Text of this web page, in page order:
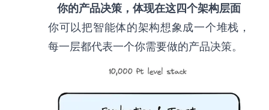
你的产品决策，体现在这四个架构层面
你可以把智能体的架构想象成一个堆栈，
每一层都代表一个你需要做的产品决策。